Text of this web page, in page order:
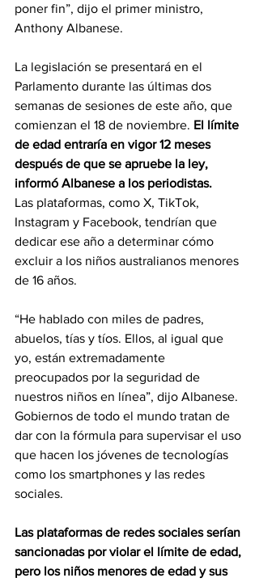
poner fin”, dijo el primer ministro,
Anthony Albanese.
La legislación se presentará en el
Parlamento durante las últimas dos
semanas de sesiones de este año, que
comienzan el 18 de noviembre. El límite
de edad entraría en vigor 12 meses
después de que se apruebe la ley,
informó Albanese a los periodistas.
Las plataformas, como X, TikTok,
Instagram y Facebook, tendrían que
dedicar ese año a determinar cómo
excluir a los niños australianos menores
de 16 años.
“He hablado con miles de padres,
abuelos, tías y tíos. Ellos, al igual que
yo, están extremadamente
preocupados por la seguridad de
nuestros niños en línea”, dijo Albanese.
Gobiernos de todo el mundo tratan de
dar con la fórmula para supervisar el uso
que hacen los jóvenes de tecnologías
como los smartphones y las redes
sociales.
Las plataformas de redes sociales serían
sancionadas por violar el límite de edad,
pero los niños menores de edad y sus